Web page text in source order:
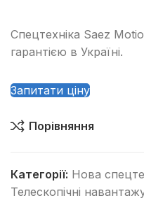
Спецтехніка Saez
гарантією в Україні.
Запитати ціну
Порівняння
Категорії: Нова
Телескопічні